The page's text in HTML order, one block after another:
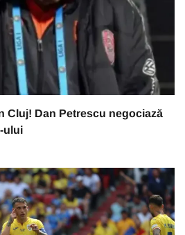
Cluj! Dan Petrescu negociază
ului